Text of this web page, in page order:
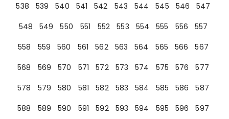
538
539 540 541 542 543 544 545 546
547
548
549 550 551 552 553 554 555 556
557
558
559 560 561 562 563 564 565 566
567
568
569 570 571 572 573 574 575 576
577
578
579 580 581 582 583 584 585 586
587
588
589 590 591 592 593 594 595 596
597